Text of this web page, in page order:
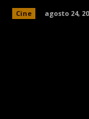
Cine agosto 24,